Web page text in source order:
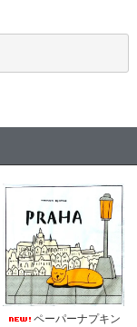
ペーパーナプキン